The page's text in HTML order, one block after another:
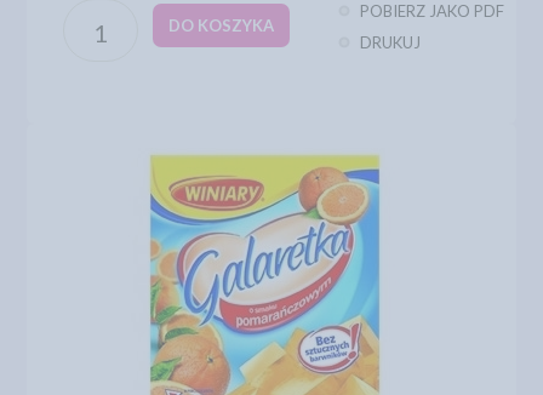
DO KOSZYKA
POBIERZ JAKO PDF
DRUKUJ